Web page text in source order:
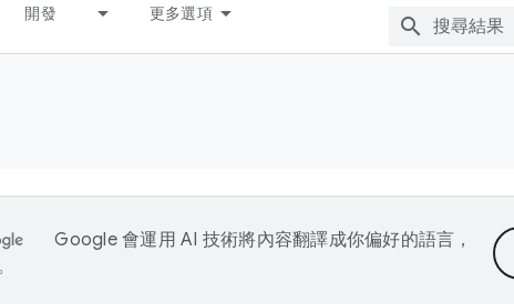
開發 更多選項
Google 會運用 AI 技術將內容翻譯成你偏好的語言，